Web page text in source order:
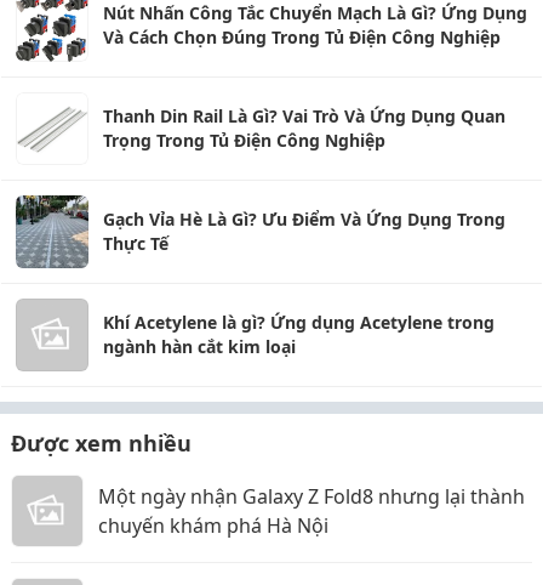
Nút Nhấn Công Tắc Chuyển Mạch Là Gì? Ứng Dụng
Và Cách Chọn Đúng Trong Tủ Điện Công Nghiệp
Thanh Din Rail Là Gì? Vai Trò Và Ứng Dụng Quan
Trọng Trong Tủ Điện Công Nghiệp
Gạch Vỉa Hè Là Gì? Ưu Điểm Và Ứng Dụng Trong
Thực Tế
Khí Acetylene là gì? Ứng dụng Acetylene trong
ngành hàn cắt kim loại
Được xem nhiều
Một ngày nhận Galaxy Z Fold8 nhưng lại thành
chuyến khám phá Hà Nội